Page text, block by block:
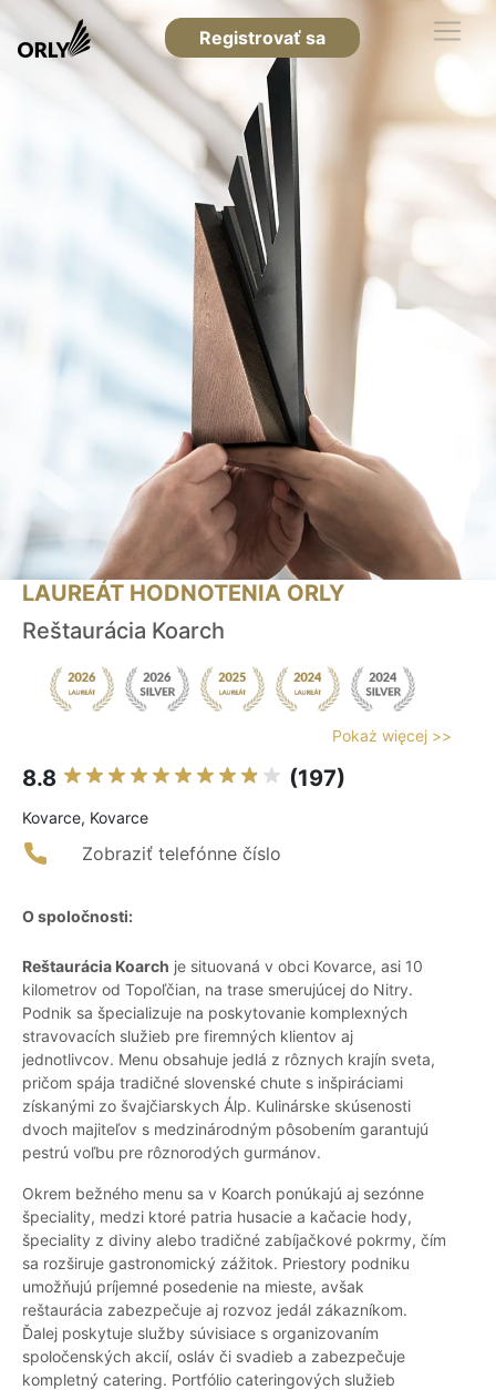
Registrovať sa
LAUREÁT HODNOTENIA ORLY
Reštaurácia Koarch
Pokaż więcej >>
8.8 (197)
Kovarce, Kovarce
Zobraziť telefónne číslo
O spoločnosti:
Reštaurácia Koarch je situovaná v obci Kovarce, asi 10
kilometrov od Topoľčian, na trase smerujúcej do Nitry.
Podnik sa špecializuje na poskytovanie komplexných
stravovacích služieb pre firemných klientov aj
jednotlivcov. Menu obsahuje jedlá z rôznych krajín sveta,
pričom spája tradičné slovenské chute s inšpiráciami
získanými zo švajčiarskych Álp. Kulinárske skúsenosti
dvoch majiteľov s medzinárodným pôsobením garantujú
pestrú voľbu pre rôznorodých gurmánov.
Okrem bežného menu sa v Koarch ponúkajú aj sezónne
špeciality, medzi ktoré patria husacie a kačacie hody,
špeciality z diviny alebo tradičné zabíjačkové pokrmy, čím
sa rozširuje gastronomický zážitok. Priestory podniku
umožňujú príjemné posedenie na mieste, avšak
reštaurácia zabezpečuje aj rozvoz jedál zákazníkom.
Ďalej poskytuje služby súvisiace s organizovaním
spoločenských akcií, osláv či svadieb a zabezpečuje
kompletný catering. Portfólio cateringových služieb